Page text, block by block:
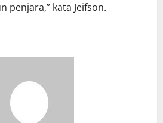
penjara,” kata Jeifson.